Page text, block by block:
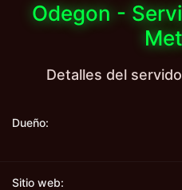
Odegon -
Detalles del
Dueño:
Sitio web: